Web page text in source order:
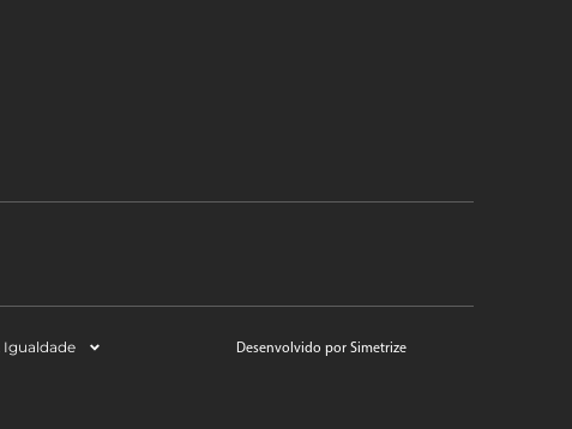
Igualdade Desenvolvido por Simetrize